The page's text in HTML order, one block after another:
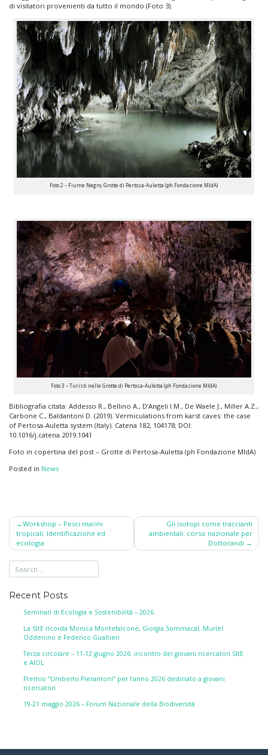
di visitatori provenienti da tutto il mondo (Foto 3).
Foto 2 – Fiume Negro, Grotte di Pertosa-Auletta (ph Fondazione MIdA)
Foto 3 – Turisti nelle Grotte di Pertosa-Auletta (ph Fondazione MIdA)
Bibliografia citata: Addesso R., Bellino A., D’Angeli I.M., De Waele J., Miller A.Z.,
Carbone C., Baldantoni D. (2019). Vermiculations from karst caves: the case
of Pertosa-Auletta system (Italy). Catena 182, 104178; DOI:
10.1016/j.catena.2019.1041
Foto in copertina del post – Grotte di Pertosa-Auletta (ph Fondazione MIdA)
Posted in News
Post
navigation
Workshop – Pesci marini
tropicali: Identificazione ed
ecologia
Gli isotopi come traccianti
ambientali: corso nazionale per
Dottorandi
Recent Posts
Seminari di Ecologia e Sostenibilità – 2026
La SItE ricorda Monica Montefalcone, Giorgia Sommacal, Muriel
Oddenino e Federico Gualtieri
Terza circolare – 11-12 giugno 2026: incontro dei giovani ricercatori SItE
e AIOL
Premio “Umberto Pierantoni” per l’anno 2026 destinato a giovani
ricercatori
19-21 maggio 2026 – Forum Nazionale della Biodiversità